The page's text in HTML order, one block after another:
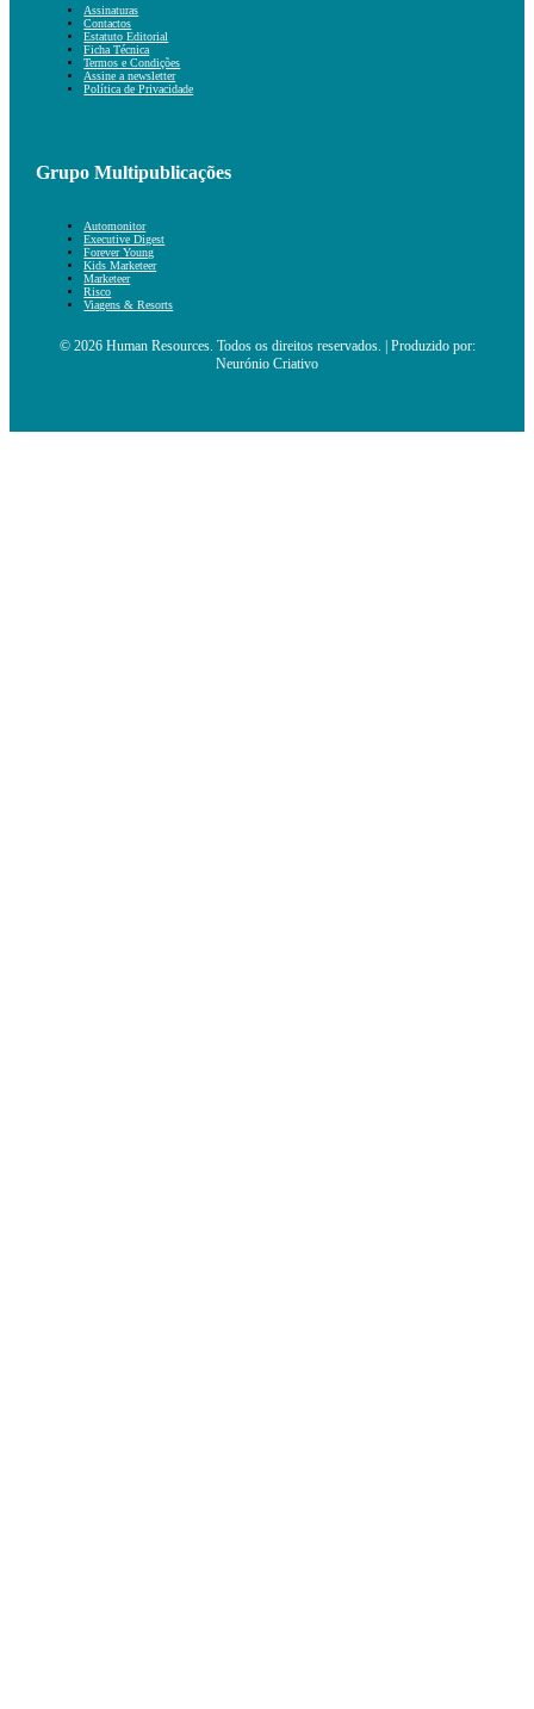
Assinaturas
Contactos
Estatuto Editorial
Ficha Técnica
Termos e Condições
Assine a newsletter
Política de Privacidade
Grupo Multipublicações
Automonitor
Executive Digest
Forever Young
Kids Marketeer
Marketeer
Risco
Viagens & Resorts
© 2026 Human Resources. Todos os direitos reservados. | Produzido por:
Neurónio Criativo